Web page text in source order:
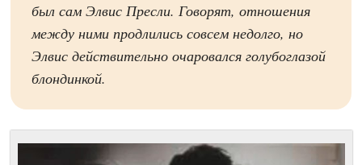
был сам Элвис Пресли. Говорят, отношения
между ними продлились совсем недолго, но
Элвис действительно очаровался голубоглазой
блондинкой.